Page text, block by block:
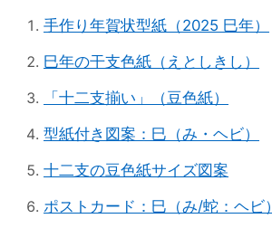
手作り年賀状型紙（2025 巳年）
巳年の干支色紙（えとしきし）
「十二支揃い」（豆色紙）
型紙付き図案：巳（み・ヘビ）
十二支の豆色紙サイズ図案
ポストカード：巳（み/蛇：ヘビ）